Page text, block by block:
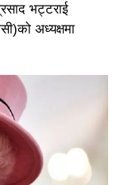
भट्टराई
अध्यक्षमा